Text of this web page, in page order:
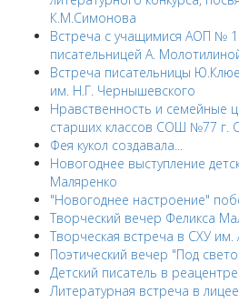
К.М.Симонова
Встреча с учащимися АОП № 1
писательницей А.
Встреча писательницы
им. Н.Г. Чернышевского
Нравственность и семейные
старших классов СОШ №77 г.
Фея кукол создавала...
Новогоднее выступление
Маляренко
"Новогоднее настроение"
Творческий вечер Феликса
Творческая встреча в СХУ
Поэтический вечер "Под
Детский писатель в реацентре
Литературная встреча в